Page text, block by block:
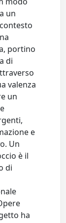
un
portino
di
valenza
un
e
Un
è il
di
ha